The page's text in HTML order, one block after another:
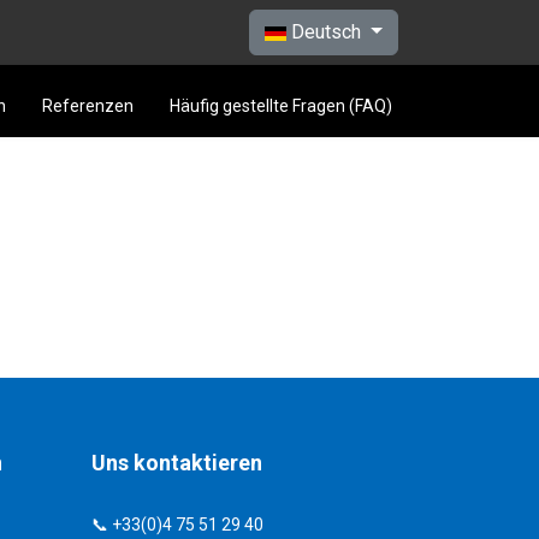
Sprache auswählen
Deutsch
Referenzen Häufig gestellte Fragen (FAQ)
Uns kontaktieren
📞 +33(0)4 75 51 29 40